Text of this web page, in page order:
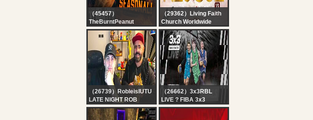
（45457）
TheBurntPeanut
?LIVE | TARKOV
SEASONAL | DAY 6 |
LABYRINTH + KORD
BREACH | HUTCHMF |
SLUR SATURDAY |
#BUNGULATE
（29362）Living Faith
Church Worldwide
COVENANT DAY OF
RESCUE SERVICE | 9,
AUGUST 2026 | FAITH
TABERNACLE OTA
（26739）RobleisIUTU
LATE NIGHT ROB
（26662）3x3RBL
LIVE ? FIBA 3x3
Uenohara Challenger
2026 | Qualifier for